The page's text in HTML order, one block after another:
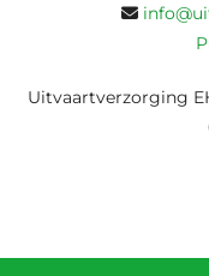

Uitvaartverzorging